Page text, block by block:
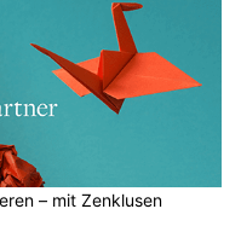
– mit Zenklusen